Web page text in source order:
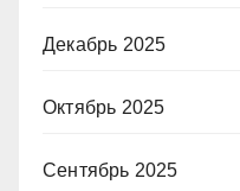
Декабрь 2025
Октябрь 2025
Сентябрь 2025